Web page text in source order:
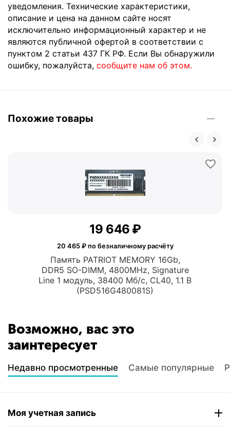
уведомления. Технические характеристики,
описание и цена на данном сайте носят
исключительно информационный характер и не
являются публичной офертой в соответствии с
пунктом 2 статьи 437 ГК РФ. Если Вы обнаружили
ошибку, пожалуйста, сообщите нам об этом.
Похожие товары
Память PATRIOT MEMORY 16Gb,
DDR5 SO-DIMM, 4800MHz, Signature
Line 1 модуль, 38400 Мб/с, CL40, 1.1 В
(PSD516G480081S)
19 646 ₽
20 465₽ по безналичному расчёту
Возможно, вас это
заинтересует
Недавно просмотренные Самые популярные
Моя учетная запись